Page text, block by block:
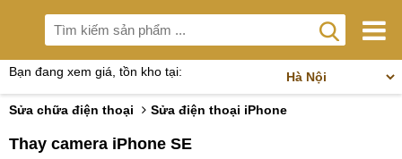
Bạn đang xem giá, tồn kho tại:
Sửa chữa điện thoại Sửa điện thoại iPhone
Thay camera iPhone SE